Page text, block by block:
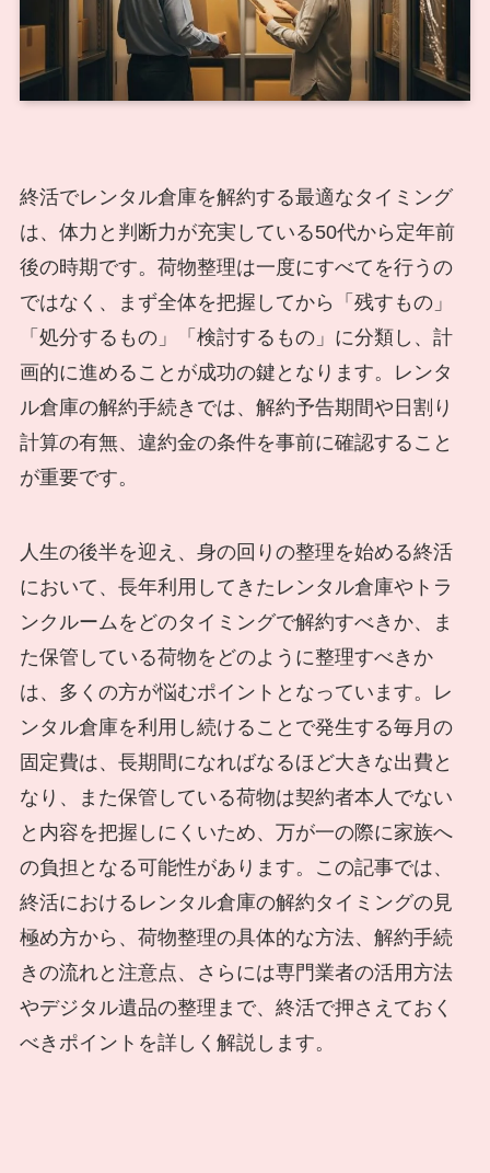
終活でレンタル倉庫を解約する最適なタイミング
は、体力と判断力が充実している50代から定年前
後の時期です。荷物整理は一度にすべてを行うの
ではなく、まず全体を把握してから「残すもの」
「処分するもの」「検討するもの」に分類し、計
画的に進めることが成功の鍵となります。レンタ
ル倉庫の解約手続きでは、解約予告期間や日割り
計算の有無、違約金の条件を事前に確認すること
が重要です。
人生の後半を迎え、身の回りの整理を始める終活
において、長年利用してきたレンタル倉庫やトラ
ンクルームをどのタイミングで解約すべきか、ま
た保管している荷物をどのように整理すべきか
は、多くの方が悩むポイントとなっています。レ
ンタル倉庫を利用し続けることで発生する毎月の
固定費は、長期間になればなるほど大きな出費と
なり、また保管している荷物は契約者本人でない
と内容を把握しにくいため、万が一の際に家族へ
の負担となる可能性があります。この記事では、
終活におけるレンタル倉庫の解約タイミングの見
極め方から、荷物整理の具体的な方法、解約手続
きの流れと注意点、さらには専門業者の活用方法
やデジタル遺品の整理まで、終活で押さえておく
べきポイントを詳しく解説します。